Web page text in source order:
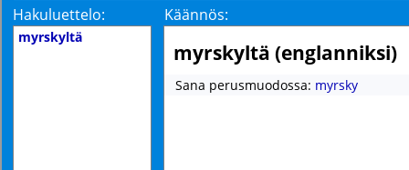
Hakuluettelo: Käännös:
myrskyltä
myrskyltä (englanniksi)
Sana perusmuodossa: myrsky